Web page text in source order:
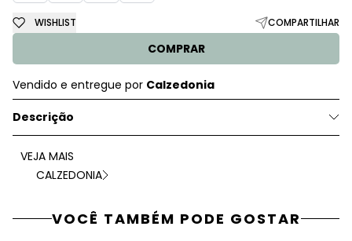
COMPRAR
WISHLIST COMPARTILHAR
Vendido e entregue por Calzedonia
Descrição
VEJA MAIS
CALZEDONIA
VOCÊ TAMBÉM PODE GOSTAR